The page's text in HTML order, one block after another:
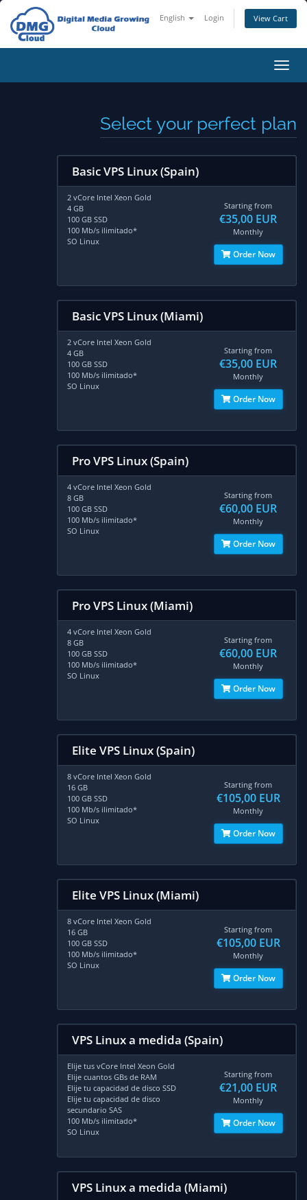
English Login View Cart
Select your perfect plan
Basic VPS Linux (Spain)
2 vCore Intel Xeon Gold
4 GB
100 GB SSD
100 Mb/s ilimitado*
SO Linux
Starting from
€35,00 EUR
Monthly
Order Now
Basic VPS Linux (Miami)
2 vCore Intel Xeon Gold
4 GB
100 GB SSD
100 Mb/s ilimitado*
SO Linux
Starting from
€35,00 EUR
Monthly
Order Now
Pro VPS Linux (Spain)
4 vCore Intel Xeon Gold
8 GB
100 GB SSD
100 Mb/s ilimitado*
SO Linux
Starting from
€60,00 EUR
Monthly
Order Now
Pro VPS Linux (Miami)
4 vCore Intel Xeon Gold
8 GB
100 GB SSD
100 Mb/s ilimitado*
SO Linux
Starting from
€60,00 EUR
Monthly
Order Now
Elite VPS Linux (Spain)
8 vCore Intel Xeon Gold
16 GB
100 GB SSD
100 Mb/s ilimitado*
SO Linux
Starting from
€105,00 EUR
Monthly
Order Now
Elite VPS Linux (Miami)
8 vCore Intel Xeon Gold
16 GB
100 GB SSD
100 Mb/s ilimitado*
SO Linux
Starting from
€105,00 EUR
Monthly
Order Now
VPS Linux a medida (Spain)
Elije tus vCore Intel Xeon Gold
Elije cuantos GBs de RAM
Elije tu capacidad de disco SSD
Elije tu capacidad de disco
secundario SAS
100 Mb/s ilimitado*
SO Linux
Starting from
€21,00 EUR
Monthly
Order Now
VPS Linux a medida (Miami)